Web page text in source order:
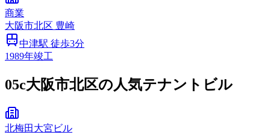
商業
大阪市北区 豊崎
中津駅 徒歩3分
1989年竣工
05c大阪市北区の人気テナントビル
北梅田大宮ビル